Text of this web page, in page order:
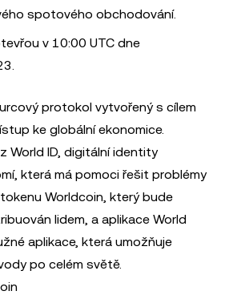
spotového obchodování.
v 10:00 UTC dne
protokol vytvořený s cílem
ke globální ekonomice.
World ID, digitální identity
která má pomoci řešit problémy
Worldcoin, který bude
lidem, a aplikace World
aplikace, která umožňuje
po celém světě.